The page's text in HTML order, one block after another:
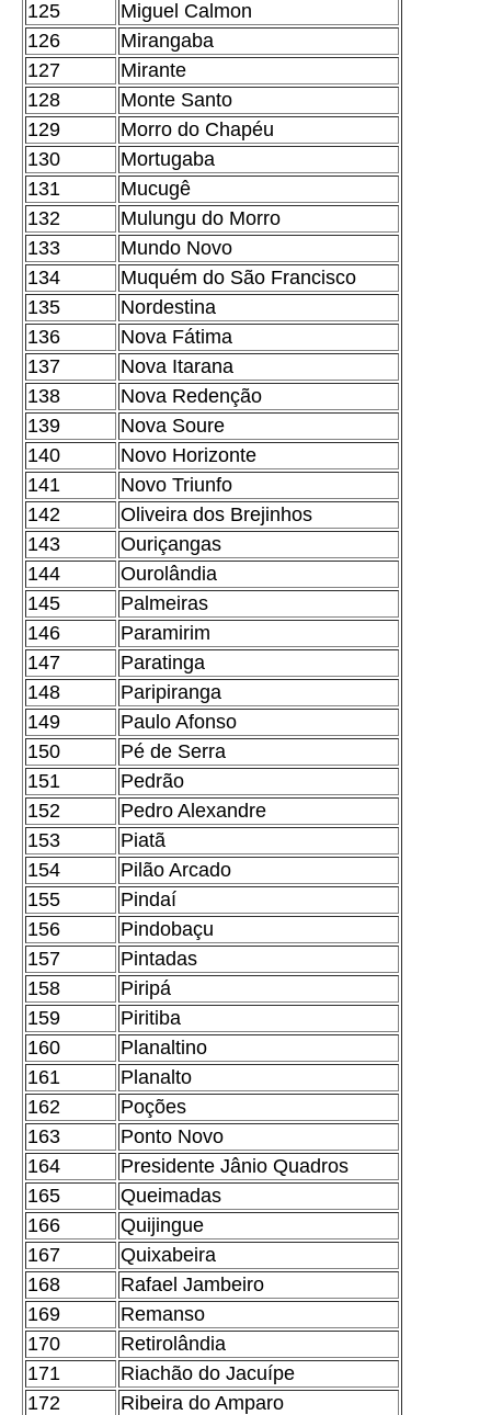
125
Miguel Calmon
126
Mirangaba
127
Mirante
128
Monte Santo
129
Morro do Chapéu
130
Mortugaba
131
Mucugê
132
Mulungu do Morro
133
Mundo Novo
134
Muquém do São Francisco
135
Nordestina
136
Nova Fátima
137
Nova Itarana
138
Nova Redenção
139
Nova Soure
140
Novo Horizonte
141
Novo Triunfo
142
Oliveira dos Brejinhos
143
Ouriçangas
144
Ourolândia
145
Palmeiras
146
Paramirim
147
Paratinga
148
Paripiranga
149
Paulo Afonso
150
Pé de Serra
151
Pedrão
152
Pedro Alexandre
153
Piatã
154
Pilão Arcado
155
Pindaí
156
Pindobaçu
157
Pintadas
158
Piripá
159
Piritiba
160
Planaltino
161
Planalto
162
Poções
163
Ponto Novo
164
Presidente Jânio Quadros
165
Queimadas
166
Quijingue
167
Quixabeira
168
Rafael Jambeiro
169
Remanso
170
Retirolândia
171
Riachão do Jacuípe
172
Ribeira do Amparo